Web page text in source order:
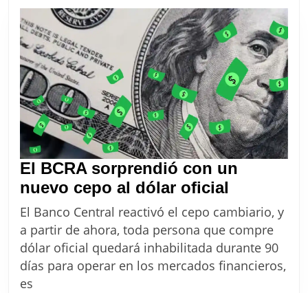
El BCRA sorprendió con un
nuevo cepo al dólar oficial
BCRA
con
un
El Banco Central reactivó el cepo cambiario, y
a partir de ahora, toda persona que compre
dólar oficial quedará inhabilitada durante 90
días para operar en los mercados financieros,
es